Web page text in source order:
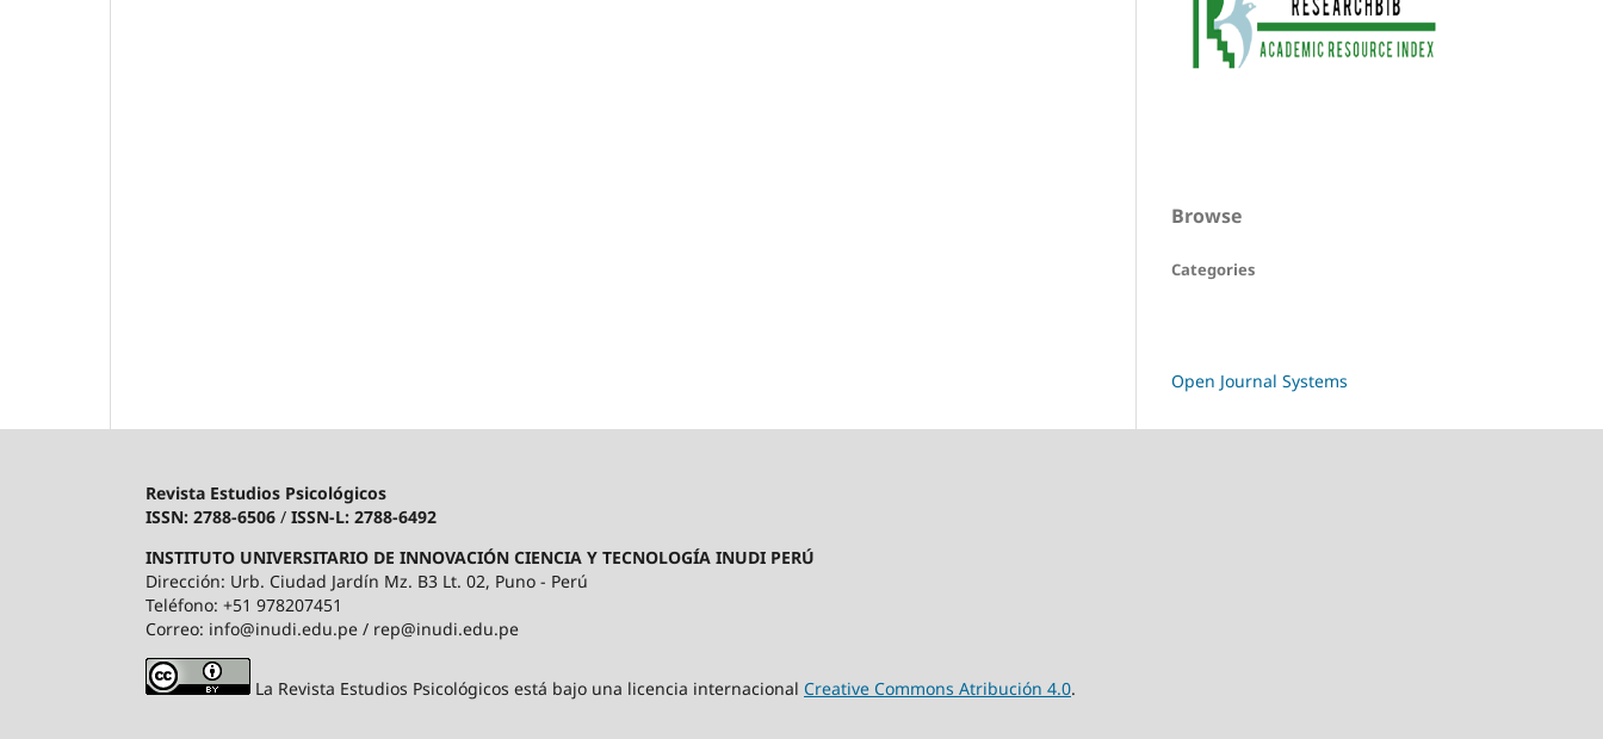
Browse
Categories
Open Journal Systems
Revista Estudios Psicológicos
ISSN: 2788-6506 / ISSN-L: 2788-6492
INSTITUTO UNIVERSITARIO DE INNOVACIÓN CIENCIA Y TECNOLOGÍA INUDI PERÚ
Dirección: Urb. Ciudad Jardín Mz. B3 Lt. 02, Puno - Perú
Teléfono: +51 978207451
Correo: info@inudi.edu.pe / rep@inudi.edu.pe
La Revista Estudios Psicológicos está bajo una licencia internacional Creative Commons Atribución 4.0.